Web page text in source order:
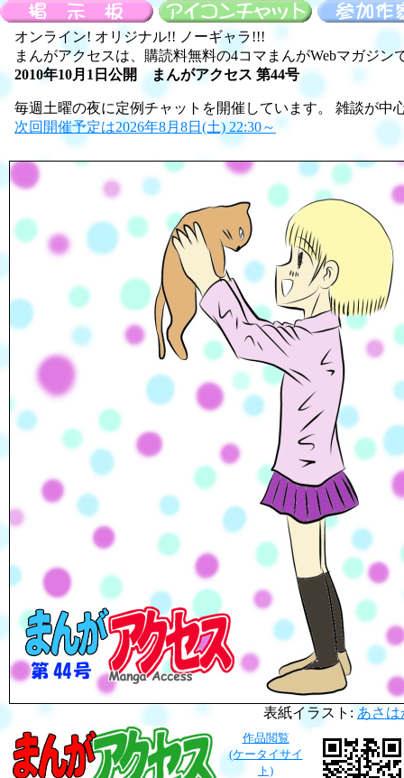
オンライン! オリジナル!! ノーギャラ!!!
まんがアクセスは、購読料無料の4コマまんがWebマガジン
2010年10月1日公開 まんがアクセス 第44号
毎週土曜の夜に定例チャットを開催しています。 雑談が
次回開催予定は2026年8月8日(土) 22:30～
表紙イラスト: あさは
作品閲覧
(ケータイサイ
ト)